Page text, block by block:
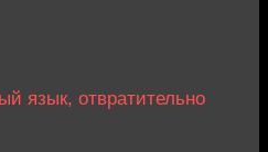
язык, отвратительно